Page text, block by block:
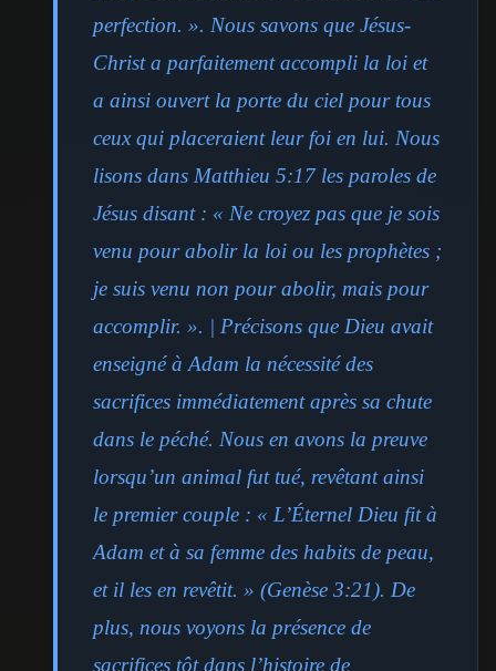
perfection. ». Nous savons que Jésus-
Christ a parfaitement accompli la loi et
a ainsi ouvert la porte du ciel pour tous
ceux qui placeraient leur foi en lui. Nous
lisons dans Matthieu 5:17 les paroles de
Jésus disant : « Ne croyez pas que je sois
venu pour abolir la loi ou les prophètes ;
je suis venu non pour abolir, mais pour
accomplir. ». | Précisons que Dieu avait
enseigné à Adam la nécessité des
sacrifices immédiatement après sa chute
dans le péché. Nous en avons la preuve
lorsqu’un animal fut tué, revêtant ainsi
le premier couple : « L’Éternel Dieu fit à
Adam et à sa femme des habits de peau,
et il les en revêtit. » (Genèse 3:21). De
plus, nous voyons la présence de
sacrifices tôt dans l’histoire de